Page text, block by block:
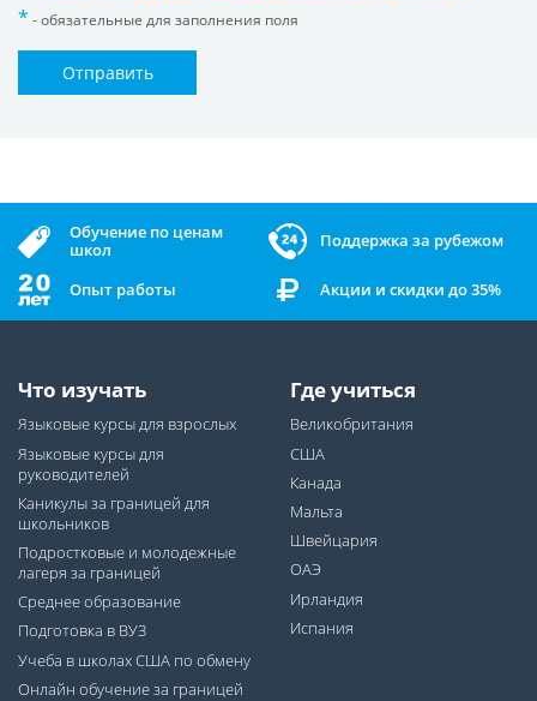
- обязательные для заполнения поля
Отправить
Обучение по ценам
школ
Поддержка за рубежом
Опыт работы Акции и скидки до 35%
Что изучать
Языковые курсы для взрослых
Языковые курсы для
руководителей
Каникулы за границей для
школьников
Подростковые и молодежные
лагеря за границей
Среднее образование
Подготовка в ВУЗ
Учеба в школах США по обмену
Онлайн обучение за границей
Где учиться
Великобритания
США
Канада
Мальта
Швейцария
ОАЭ
Ирландия
Испания